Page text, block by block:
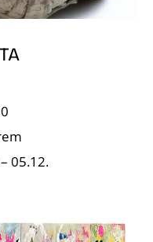
05.12.